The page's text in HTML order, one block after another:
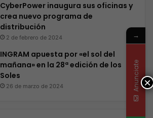
CyberPower inaugura sus oficinas y
crea nuevo programa de
distribución
2 de febrero de 2024
INGRAM apuesta por «el sol del
mañana» en la 28ª edición de los
Soles
26 de marzo de 2024 ×
→
Anunciate